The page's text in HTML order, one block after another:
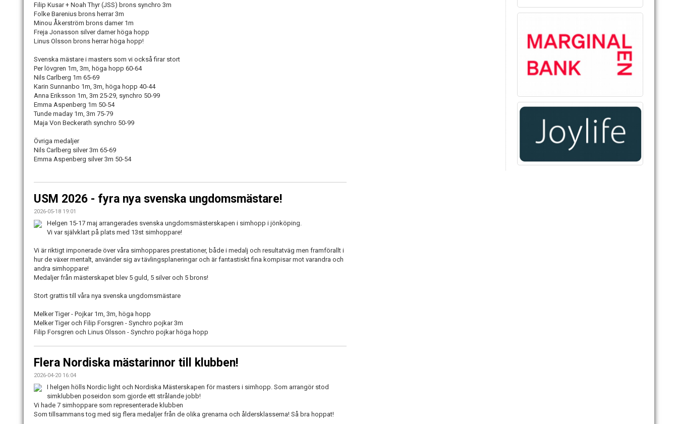
Filip Kusar + Noah Thyr (JSS) brons synchro 3m
Folke Barenius brons herrar 3m
Minou Åkerström brons damer 1m
Freja Jonasson silver damer höga hopp
Linus Olsson brons herrar höga hopp!
Svenska mästare i masters som vi också firar stort
Per lövgren 1m, 3m, höga hopp 60-64
Nils Carlberg 1m 65-69
Karin Sunnanbo 1m, 3m, höga hopp 40-44
Anna Eriksson 1m, 3m 25-29, synchro 50-99
Emma Aspenberg 1m 50-54
Tunde maday 1m, 3m 75-79
Maja Von Beckerath synchro 50-99
Övriga medaljer
Nils Carlberg silver 3m 65-69
Emma Aspenberg silver 3m 50-54
USM 2026 - fyra nya svenska ungdomsmästare!
2026-05-18 19:01
Helgen 15-17 maj arrangerades svenska ungdomsmästerskapen i simhopp i jönköping.
Vi var självklart på plats med 13st simhoppare!
Vi är riktigt imponerade över våra simhoppares prestationer, både i medalj och resultatväg men framförallt i
hur de växer mentalt, använder sig av tävlingsplaneringar och är fantastiskt fina kompisar mot varandra och
andra simhoppare!
Medaljer från mästerskapet blev 5 guld, 5 silver och 5 brons!
Stort grattis till våra nya svenska ungdomsmästare
Melker Tiger - Pojkar 1m, 3m, höga hopp
Melker Tiger och Filip Forsgren - Synchro pojkar 3m
Filip Forsgren och Linus Olsson - Synchro pojkar höga hopp
Flera Nordiska mästarinnor till klubben!
2026-04-20 16:04
I helgen hölls Nordic light och Nordiska Mästerskapen för masters i simhopp. Som arrangör stod
simklubben poseidon som gjorde ett strålande jobb!
Vi hade 7 simhoppare som representerade klubben
Som tillsammans tog med sig flera medaljer från de olika grenarna och åldersklasserna! Så bra hoppat!